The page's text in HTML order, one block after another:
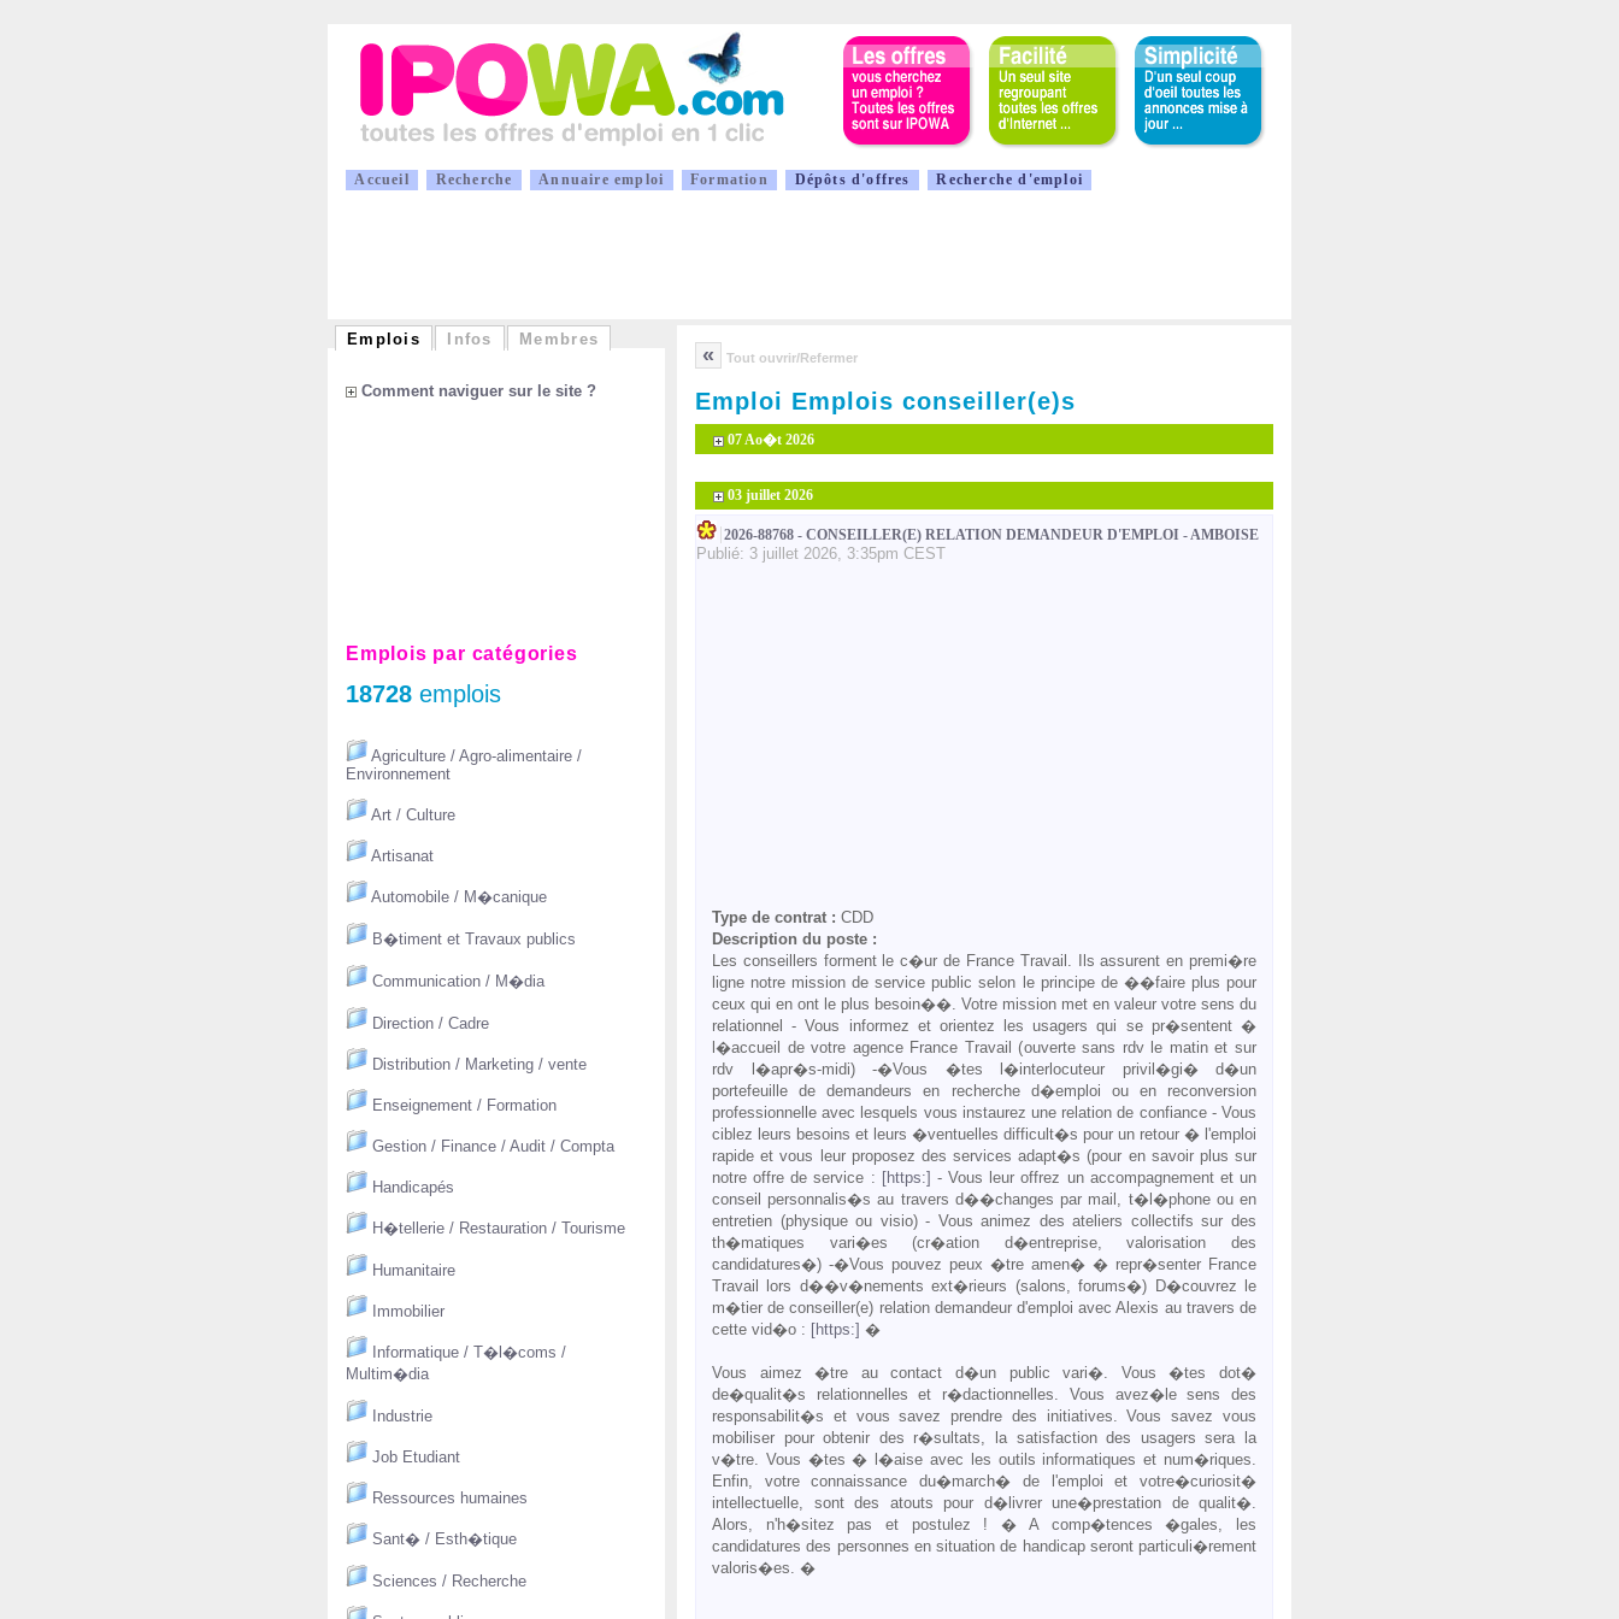
A ccueil Recherche Annuaire emploi Formation Dépôts d'offres R echerche d'emploi
Emplois Infos Membres
Comment naviguer sur le site ?
Emplois par catégories
18728 emplois
Agriculture / Agro-alimentaire /
Environnement
Art / Culture
Artisanat
Automobile / M�canique
B�timent et Travaux publics
Communication / M�dia
Direction / Cadre
Distribution / Marketing / vente
Enseignement / Formation
Gestion / Finance / Audit / Compta
Handicapés
H�tellerie / Restauration / Tourisme
Humanitaire
Immobilier
Informatique / T�l�coms /
Multim�dia
Industrie
Job Etudiant
Ressources humaines
Sant� / Esth�tique
Sciences / Recherche
« Tout ouvrir/Refermer
Emploi Emplois conseiller(e)s
07 Ao�t 2026
03 juillet 2026
2026-88768 - CONSEILLER(E) RELATION DEMANDEUR D'EMPLOI - AMBOISE
Publié: 3 juillet 2026, 3:35pm CEST
Type de contrat : CDD
Description du poste :
Les conseillers forment le c�ur de France Travail. Ils assurent en premi�re
ligne notre mission de service public selon le principe de ��faire plus pour
ceux qui en ont le plus besoin��. Votre mission met en valeur votre sens du
relationnel - Vous informez et orientez les usagers qui se pr�sentent �
l�accueil de votre agence France Travail (ouverte sans rdv le matin et sur
rdv l�apr�s-midi) -�Vous �tes l�interlocuteur privil�gi� d�un
portefeuille de demandeurs en recherche d�emploi ou en reconversion
professionnelle avec lesquels vous instaurez une relation de confiance - Vous
ciblez leurs besoins et leurs �ventuelles difficult�s pour un retour � l'emploi
rapide et vous leur proposez des services adapt�s (pour en savoir plus sur
notre offre de service : [https:] - Vous leur offrez un accompagnement et un
conseil personnalis�s au travers d��changes par mail, t�l�phone ou en
entretien (physique ou visio) - Vous animez des ateliers collectifs sur des
th�matiques vari�es (cr�ation d�entreprise, valorisation des
candidatures�) -�Vous pouvez peux �tre amen� � repr�senter France
Travail lors d��v�nements ext�rieurs (salons, forums�) D�couvrez le
m�tier de conseiller(e) relation demandeur d'emploi avec Alexis au travers de
cette vid�o : [https:] �
Vous aimez �tre au contact d�un public vari�. Vous �tes dot�
de�qualit�s relationnelles et r�dactionnelles. Vous avez�le sens des
responsabilit�s et vous savez prendre des initiatives. Vous savez vous
mobiliser pour obtenir des r�sultats, la satisfaction des usagers sera la
v�tre. Vous �tes � l�aise avec les outils informatiques et num�riques.
Enfin, votre connaissance du�march� de l'emploi et votre�curiosit�
intellectuelle, sont des atouts pour d�livrer une�prestation de qualit�.
Alors, n'h�sitez pas et postulez ! � A comp�tences �gales, les
candidatures des personnes en situation de handicap seront particuli�rement
valoris�es. �